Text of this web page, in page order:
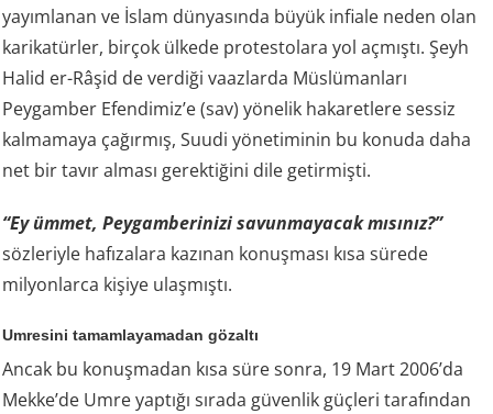
yayımlanan ve İslam dünyasında büyük infiale neden olan
karikatürler, birçok ülkede protestolara yol açmıştı. Şeyh
Halid er-Râşid de verdiği vaazlarda Müslümanları
Peygamber Efendimiz’e (sav) yönelik hakaretlere sessiz
kalmamaya çağırmış, Suudi yönetiminin bu konuda daha
net bir tavır alması gerektiğini dile getirmişti.
“Ey ümmet, Peygamberinizi savunmayacak mısınız?”
sözleriyle hafızalara kazınan konuşması kısa sürede
milyonlarca kişiye ulaşmıştı.
Umresini tamamlayamadan gözaltı
Ancak bu konuşmadan kısa süre sonra, 19 Mart 2006’da
Mekke’de Umre yaptığı sırada güvenlik güçleri tarafından